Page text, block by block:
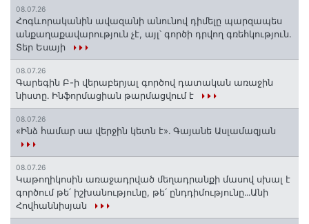
08.07.26
Հոգևորականին ավազանի անունով դիմելը պարզապես
անքաղաքավարություն չէ, այլ՝ գործի դրվող գռեհկություն.
Տեր Եսայի
08.07.26
Գարեգին Բ-ի վերաբերյալ գործով դատական առաջին
նիստը․ Ինֆորմացիան թարմացվում է
08.07.26
«Ինձ համար սա վերջին կետն է»․ Գայանե Ասլամազյան
08.07.26
Կաթողիկոսին առաջադրված մեղադրանքի մասով սխալ է
գործում թե՛ իշխանությունը, թե՛ ընդդիմությունը․․․Անի
Հովհաննիսյան